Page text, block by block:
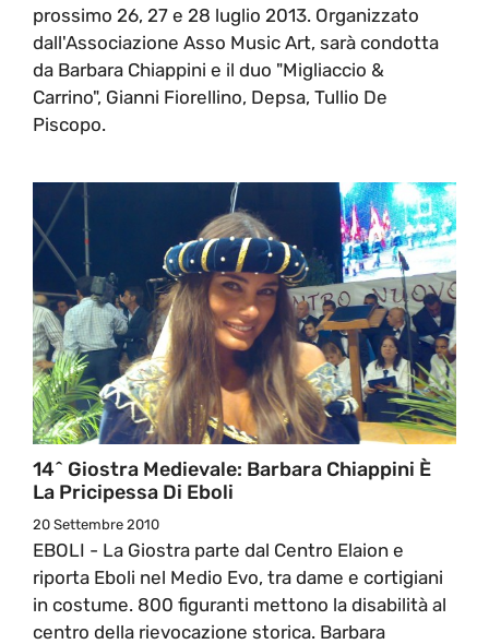
prossimo 26, 27 e 28 luglio 2013. Organizzato
dall'Associazione Asso Music Art, sarà condotta
da Barbara Chiappini e il duo "Migliaccio &
Carrino", Gianni Fiorellino, Depsa, Tullio De
Piscopo.
14^ Giostra Medievale: Barbara Chiappini È
La Pricipessa Di Eboli
20 Settembre 2010
EBOLI - La Giostra parte dal Centro Elaion e
riporta Eboli nel Medio Evo, tra dame e cortigiani
in costume. 800 figuranti mettono la disabilità al
centro della rievocazione storica. Barbara